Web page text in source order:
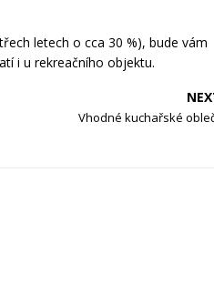
letech o cca 30 %), bude vám
i u rekreačního objektu.
Vhodné kuchařské